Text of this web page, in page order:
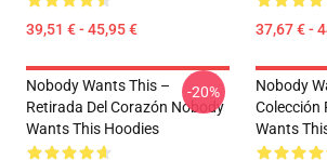
39,51 € - 45,95 € 37,67 € -
Nobody Wants This –
Retirada Del Corazón Nobody
Wants This Hoodies
-20%
Nobody
Colección
Wants